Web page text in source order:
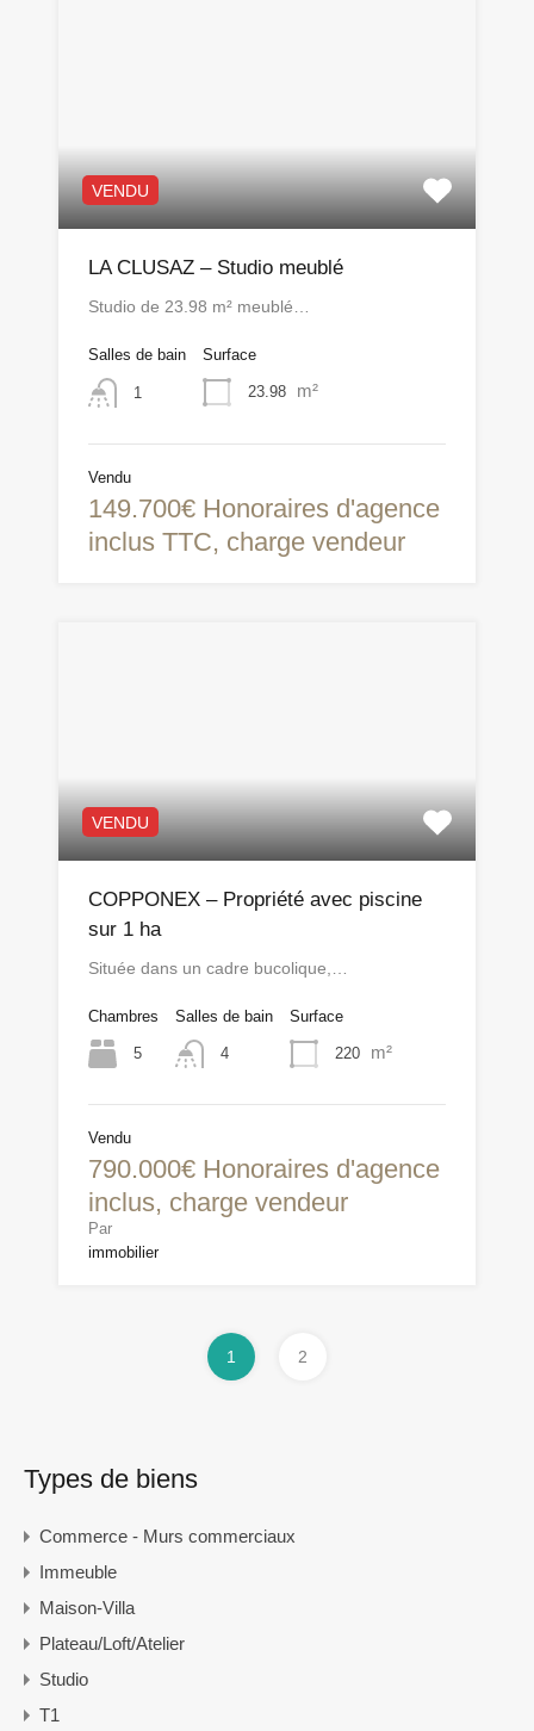
VENDU
LA CLUSAZ – Studio meublé
Studio de 23.98 m² meublé…
Salles de bain
1
Surface
23.98 m²
Vendu
149.700€ Honoraires d'agence
inclus TTC, charge vendeur
VENDU
COPPONEX – Propriété avec piscine
sur 1 ha
Située dans un cadre bucolique,…
Chambres
5
Salles de bain
4
Surface
220 m²
Vendu
790.000€ Honoraires d'agence
inclus, charge vendeur
Par
immobilier
1 2
Types de biens
Commerce - Murs commerciaux
Immeuble
Maison-Villa
Plateau/Loft/Atelier
Studio
T1